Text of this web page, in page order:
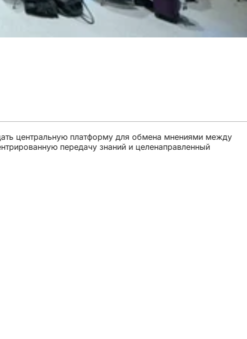
центральную платформу для обмена мнениями между
передачу знаний и целенаправленный